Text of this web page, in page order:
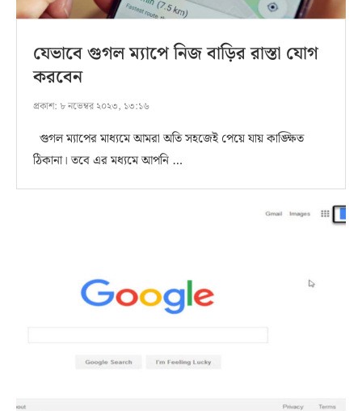
যেভাবে গুগল ম্যাপে নিজ বাড়ির রাস্তা যোগ
করবেন
প্রকাশ: ৮ নভেম্বর ২০২৩, ১৩:১৬
গুগল ম্যাপের মাধ্যমে আমরা অতি সহজেই পেয়ে যায় কাঙ্ক্ষিত
ঠিকানা। তবে এর মধ্যমে আপনি …